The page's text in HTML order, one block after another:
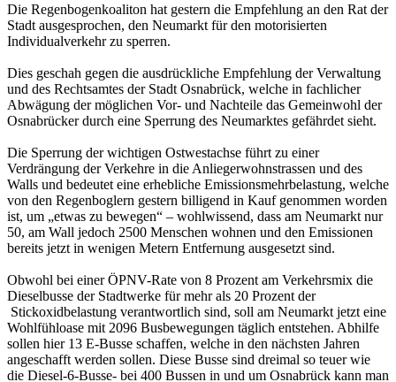
Die Regenbogenkoaliton hat gestern die Empfehlung an den Rat der
Stadt ausgesprochen, den Neumarkt für den motorisierten
Individualverkehr zu sperren.
Dies geschah gegen die ausdrückliche Empfehlung der Verwaltung
und des Rechtsamtes der Stadt Osnabrück, welche in fachlicher
Abwägung der möglichen Vor- und Nachteile das Gemeinwohl der
Osnabrücker durch eine Sperrung des Neumarktes gefährdet sieht.
Die Sperrung der wichtigen Ostwestachse führt zu einer
Verdrängung der Verkehre in die Anliegerwohnstrassen und des
Walls und bedeutet eine erhebliche Emissionsmehrbelastung, welche
von den Regenboglern gestern billigend in Kauf genommen worden
ist, um „etwas zu bewegen“ – wohlwissend, dass am Neumarkt nur
50, am Wall jedoch 2500 Menschen wohnen und den Emissionen
bereits jetzt in wenigen Metern Entfernung ausgesetzt sind.
Obwohl bei einer ÖPNV-Rate von 8 Prozent am Verkehrsmix die
Dieselbusse der Stadtwerke für mehr als 20 Prozent der
Stickoxidbelastung verantwortlich sind, soll am Neumarkt jetzt eine
Wohlfühloase mit 2096 Busbewegungen täglich entstehen. Abhilfe
sollen hier 13 E-Busse schaffen, welche in den nächsten Jahren
angeschafft werden sollen. Diese Busse sind dreimal so teuer wie
die Diesel-6-Busse- bei 400 Bussen in und um Osnabrück kann man